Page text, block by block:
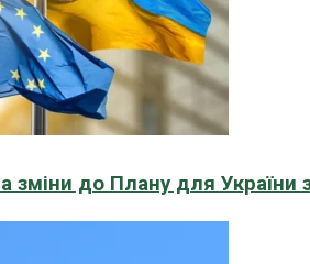
зміни до Плану для України